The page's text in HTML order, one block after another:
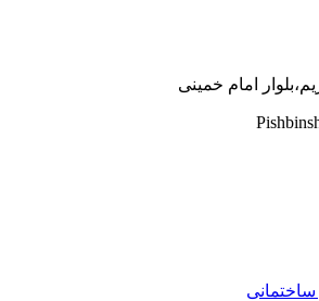
امام خمینی
ساختمانی